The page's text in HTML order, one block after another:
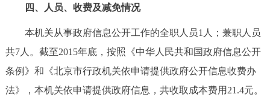
四、人员、收费及减免情况
本机关从事政府信息公开工作的全职人员1人；兼职人员
共7人。截至2015年底，按照《中华人民共和国政府信息公开
条例》和《北京市行政机关依申请提供政府公开信息收费办
法》，本机关依申请提供政府信息，共收取成本费用21.4元。